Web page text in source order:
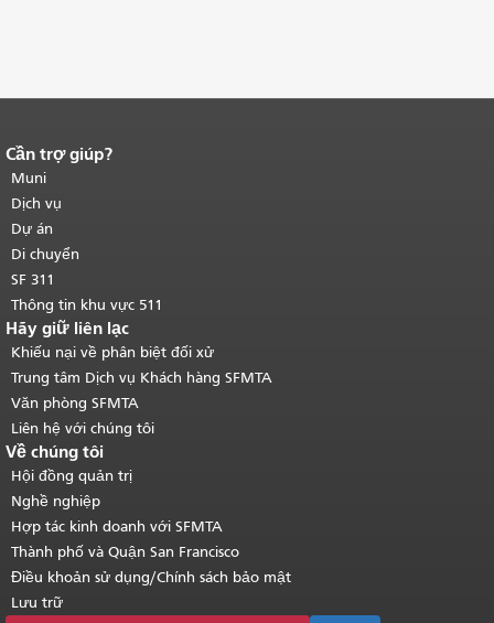
Kết thúc nội dung trang.
của trang này được lặp lại trên mọi
trang.Quay lại đầu trang nội dung
chính.
Cần trợ giúp?
Muni
Dịch vụ
Dự án
Di chuyển
SF 311
Thông tin khu vực 511
Hãy giữ liên lạc
Khiếu nại về phân biệt đối xử
Trung tâm Dịch vụ Khách hàng SFMTA
Văn phòng SFMTA
Liên hệ với chúng tôi
Về chúng tôi
Hội đồng quản trị
Nghề nghiệp
Hợp tác kinh doanh với SFMTA
Thành phố và Quận San Francisco
Điều khoản sử dụng/Chính sách bảo mật
Lưu trữ